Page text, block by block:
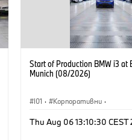
Start of Production BMW i3 at
Munich (08/2026)
I01 · Корпоративни ·
Локации
Thu Aug 06 13:10:30 CEST